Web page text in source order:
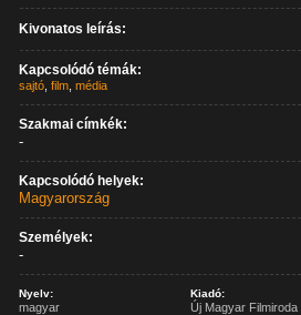
Kivonatos leírás:
Kapcsolódó témák:
sajtó ,film ,média
Szakmai címkék:
-
Kapcsolódó helyek:
Magyarország
Személyek:
-
Nyelv:
magyar
Kiadó:
Új Magyar Filmiroda